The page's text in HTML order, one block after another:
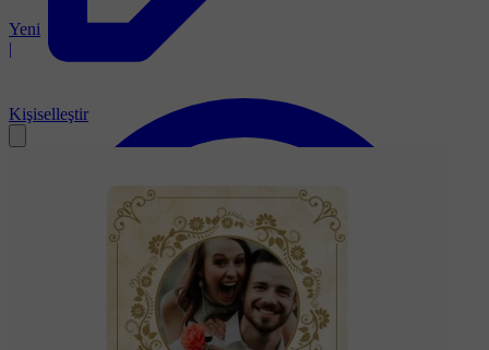
Yeni
|
Kişiselleştir